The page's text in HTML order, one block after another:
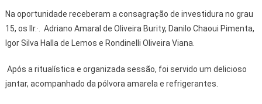
Na oportunidade receberam a consagração de investidura no grau
15, os IIr.·. Adriano Amaral de Oliveira Burity, Danilo Chaoui Pimenta,
Igor Silva Halla de Lemos e Rondinelli Oliveira Viana.
Após a ritualística e organizada sessão, foi servido um delicioso
jantar, acompanhado da pólvora amarela e refrigerantes.